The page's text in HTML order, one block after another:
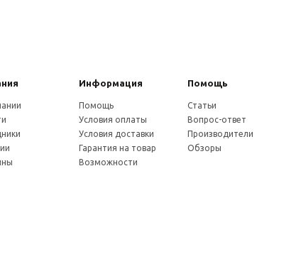
Информация Помощь
Помощь
Условия оплаты
Условия доставки
Гарантия на товар
Возможности
Статьи
Вопрос-ответ
Производители
Обзоры